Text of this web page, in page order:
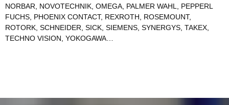
NORBAR
NOVOTECHNIK OMEGA PALMER WAHL
PEPPERL
FUCHS PHOENIX CONTACT, REXROTH ROSEMOUNT,
ROTORK SCHNEIDER SICK SIEMENS SYNERGYS TAKEX
TECHNO VISION YOKOGAWA